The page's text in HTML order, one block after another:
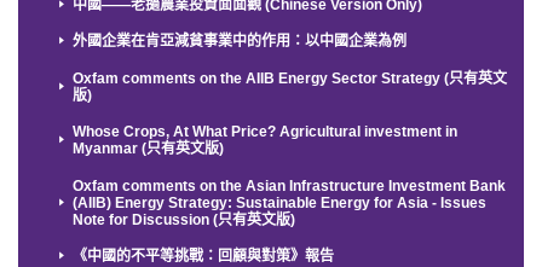
中國——老撾農業投資面面觀 (Chinese Version Only)
外國企業在肯亞減貧事業中的作用：以中國企業為例
Oxfam comments on the AIIB Energy Sector Strategy (只有英文
版)
Whose Crops, At What Price? Agricultural investment in
Myanmar (只有英文版)
Oxfam comments on the Asian Infrastructure Investment Bank
(AIIB) Energy Strategy: Sustainable Energy for Asia - Issues
Note for Discussion (只有英文版)
《中國的不平等挑戰：回顧與對策》報告